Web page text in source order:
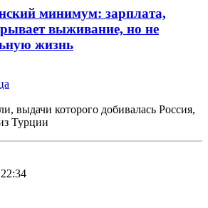
минимум: зарплата,
выживание, но не
жизнь
выдачи которого добивалась Россия,
Турции
22:34